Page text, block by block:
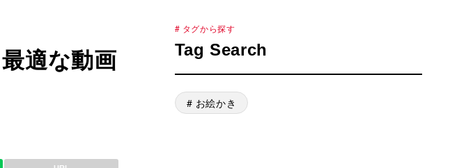
適な動画
# タグから探す
Tag Search
# お絵かき